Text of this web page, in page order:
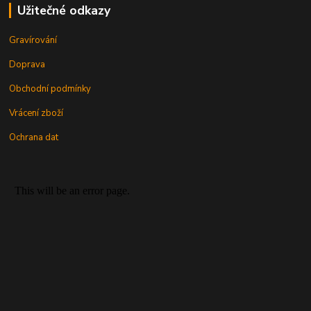
Užitečné odkazy
Gravírování
Doprava
Obchodní podmínky
Vrácení zboží
Ochrana dat